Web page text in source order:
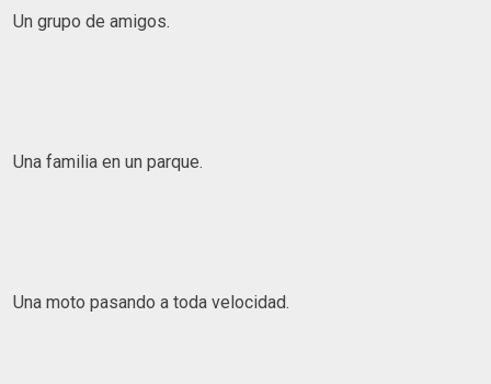
Un grupo de amigos.
Una familia en un parque.
Una moto pasando a toda velocidad.